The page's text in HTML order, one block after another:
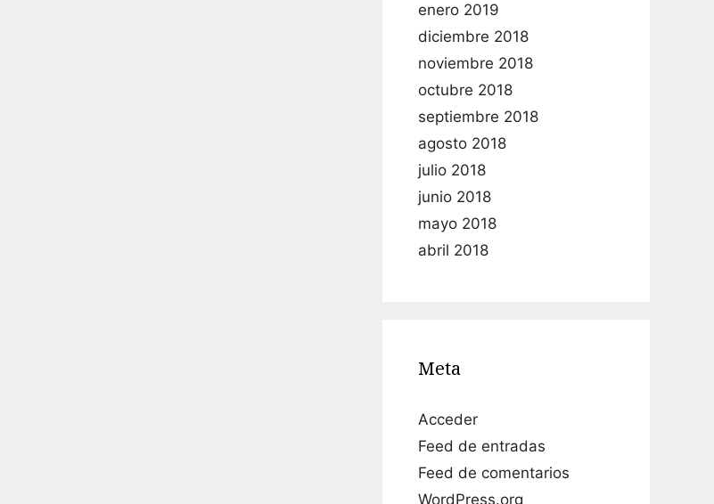
enero 2019
diciembre 2018
noviembre 2018
octubre 2018
septiembre 2018
agosto 2018
julio 2018
junio 2018
mayo 2018
abril 2018
Meta
Acceder
Feed de entradas
Feed de comentarios
WordPress.org